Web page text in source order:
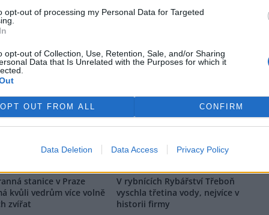
opt-out of processing my Personal Data for Targeted
opt-out of Collection, Use, Retention, Sale, and/or Sharing
Data that Is Unrelated with the Purposes for which it
OPT OUT FROM ALL CONFIRM
Data Deletion Data Access Privacy Policy
vyhrazuje veškerá práva. Publikování nebo další šíření obsahu ze
písemného souhlasu ze strany ČTK.
stanice v Praze
kvůli vedrům více volně
zvířat
V rybnících Rybářství Třeboň
vyschla třetina vody, nejvíce v
historii firmy